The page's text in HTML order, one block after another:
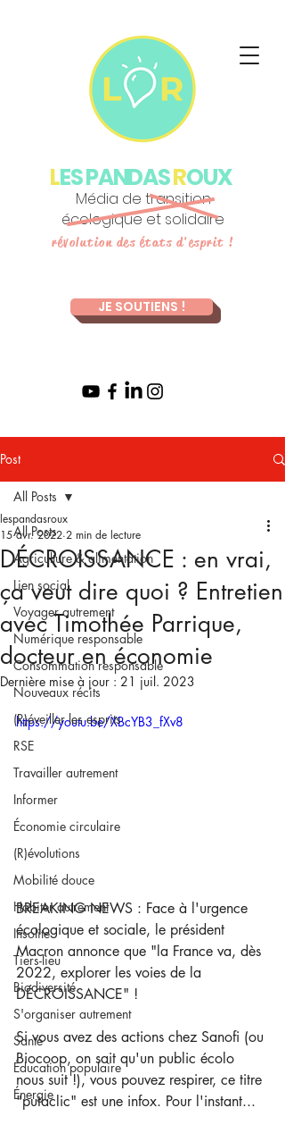
LES PANDASROUX
JE SOUTIENS !
Média de transition
écologique et solidaire
révolution des états d'esprit !
Post
All Posts
Agriculture & alimentation
Lien social
Voyager autrement
Numérique responsable
Consommation responsable
Nouveaux récits
(R)éveiller les esprits
RSE
Travailler autrement
Informer
Économie circulaire
(R)évolutions
Mobilité douce
Habiter autrement
Insolite
Tiers-lieu
Biodiversité
S'organiser autrement
Santé
Éducation populaire
Énergie
All Posts
DÉCROISSANCE : en vrai,
ça veut dire quoi ? Entretien
avec Timothée Parrique,
docteur en économie
lespandasroux
15 avr. 2022 2 min de lecture
Dernière mise à jour : 21 juil. 2023
https://youtu.be/XBcYB3_fXv8
BREAKING NEWS : Face à l'urgence
écologique et sociale, le président
Macron annonce que "la France va, dès
2022, explorer les voies de la
DÉCROISSANCE" !
Si vous avez des actions chez Sanofi (ou
Biocoop, on sait qu'un public écolo
nous suit !), vous pouvez respirer, ce titre
"putaclic" est une infox. Pour l'instant...